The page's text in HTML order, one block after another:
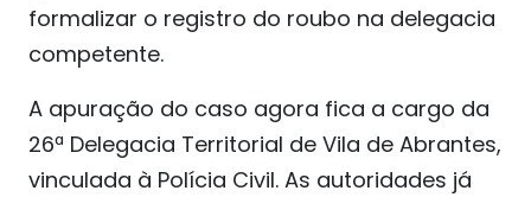
formalizar o registro do roubo na delegacia
competente.
A apuração do caso agora fica a cargo da
26ª Delegacia Territorial de Vila de Abrantes,
vinculada à Polícia Civil. As autoridades já